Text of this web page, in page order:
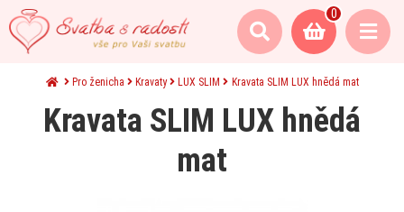
0
Pro ženicha Kravaty LUX SLIM Kravata SLIM LUX hnědá mat
Kravata SLIM LUX hnědá
mat